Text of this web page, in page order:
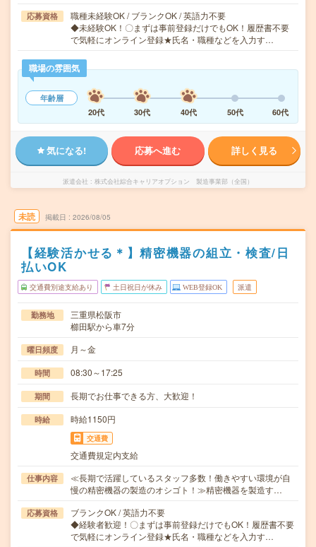
応募資格
職種未経験OK / ブランクOK / 英語力不要
◆未経験OK！〇まずは事前登録だけでもOK！履歴書不要
で気軽にオンライン登録★氏名・職種などを入力す…
職場の雰囲気
年齢層
20代
30代 40代 50代 60代
気になる! 応募へ進む 詳しく見る
派遣会社 株式会社綜合キャリアオプション 製造事業部（全国）
未読 掲載日 2026/08/05
【経験活かせる＊】精密機器の組立・検査/日
払いOK
交通費別途支給あり 土日祝日が休み WEB登録OK 派遣
勤務地
三重県松阪市
櫛田駅から車7分
曜日頻度 月～金
時間 08:30～17:25
期間 長期でお仕事できる方、大歓迎！
時給 時給1150円
交通費
交通費規定内支給
仕事内容
≪長期で活躍しているスタッフ多数！働きやすい環境が自
慢の精密機器の製造のオシゴト！≫精密機器を製造す…
応募資格
ブランクOK / 英語力不要
◆経験者歓迎！〇まずは事前登録だけでもOK！履歴書不要
で気軽にオンライン登録★氏名・職種などを入力す…